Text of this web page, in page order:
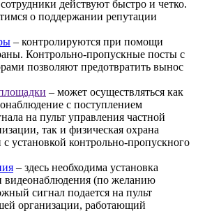
действуют быстро и четко.
о поддержании репутации
– контролируются при помощи
Контрольно-пропускные посты с
позволяют предотвратить вынос
– может осуществляться как
с поступлением
на пульт управления частной
так и физическая охрана
установкой контрольно-пропускного
– здесь необходима установка
видеонаблюдения (по желанию
сигнал подается на пульт
организации, работающий